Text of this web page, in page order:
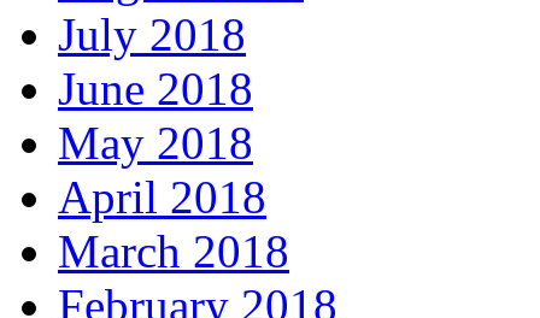
July 2018
June 2018
May 2018
April 2018
March 2018
February 2018